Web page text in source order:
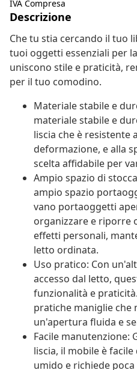
IVA Compresa
Descrizione
Che tu stia cercando il tuo
tuoi oggetti essenziali per
uniscono stile e praticità,
per il tuo comodino.
Materiale stabile e
materiale stabile e
liscia che è resistente
deformazione, e alla
scelta affidabile per
Ampio spazio di
ampio spazio
vano portaoggetti
organizzare e riporre
effetti personali,
letto ordinata.
Uso pratico: Con
accesso dal letto,
funzionalità e
pratiche maniglie che
un'apertura fluida e
Facile manutenzione:
liscia, il mobile è
umido e richiede